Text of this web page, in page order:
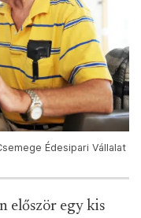
Édesipari Vállalat
először egy kis